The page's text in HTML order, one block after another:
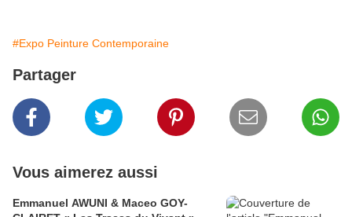
#Expo Peinture Contemporaine
Partager
Vous aimerez aussi
Emmanuel AWUNI & Maceo GOY-